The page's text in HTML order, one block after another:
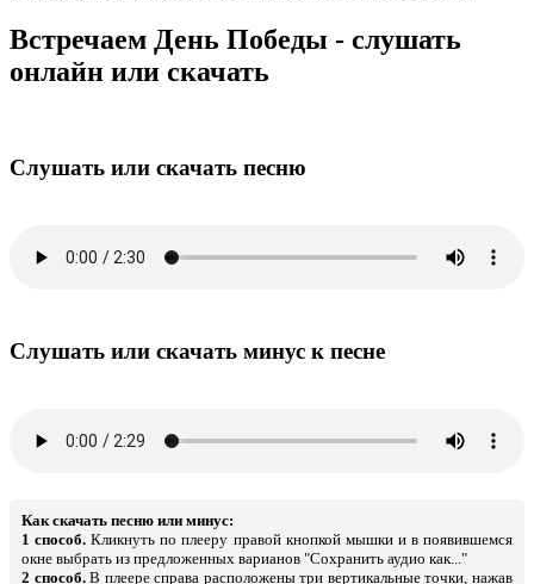
Встречаем День Победы - слушать
онлайн или скачать
Слушать или скачать песню
Слушать или скачать минус к песне
Как скачать песню или минус:
1 способ. Кликнуть по плееру правой кнопкой мышки и в появившемся
окне выбрать из предложенных варианов "Сохранить аудио как..."
2 способ.В плеере справа расположены три вертикальные точки, нажав